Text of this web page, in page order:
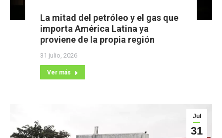
La mitad del petróleo y el gas que
importa América Latina ya
proviene de la propia región
31 julio, 2026
Ver más
Jul
31